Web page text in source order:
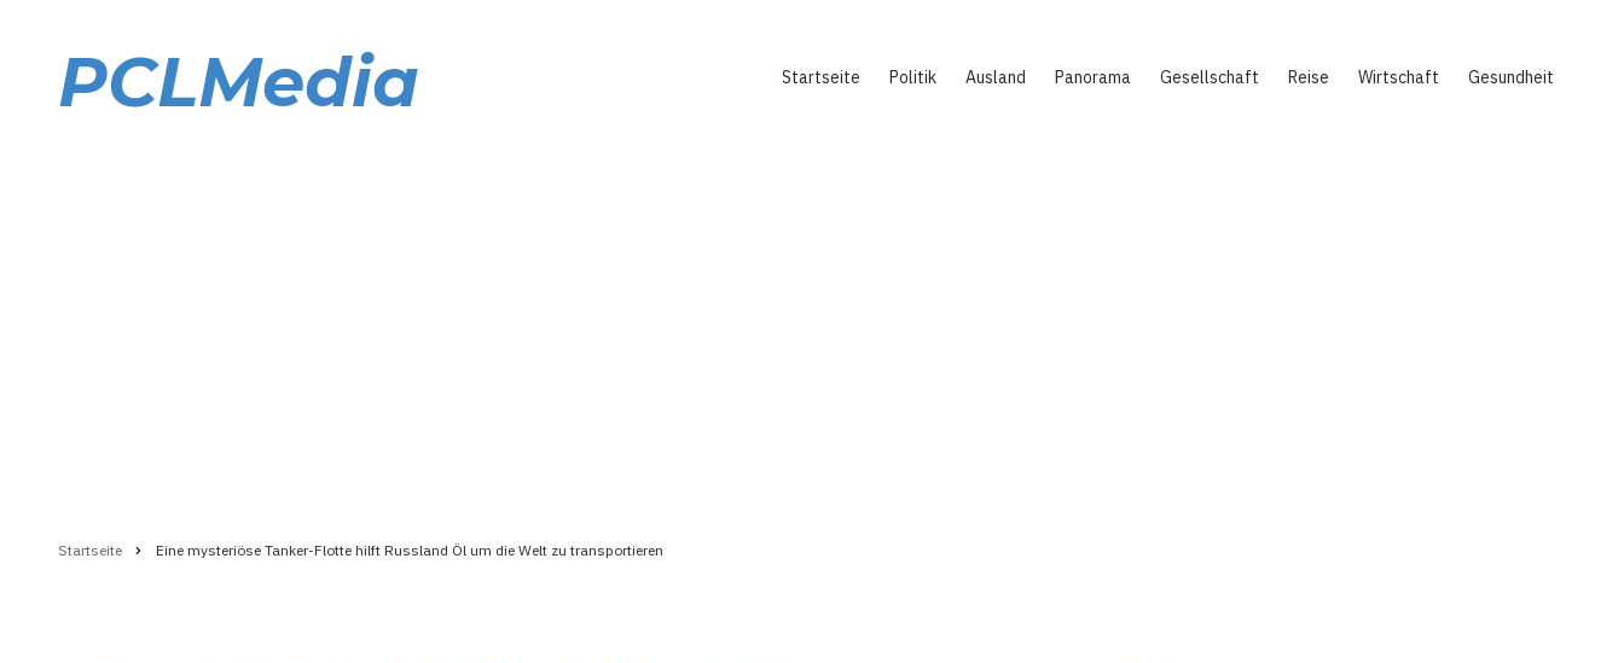
PCLMedia Startseite Politik Ausland Panorama Gesellschaft Reise Wirtschaft Gesundheit
Startseite Eine mysteriöse Tanker-Flotte hilft Russland Öl um die Welt zu transportieren